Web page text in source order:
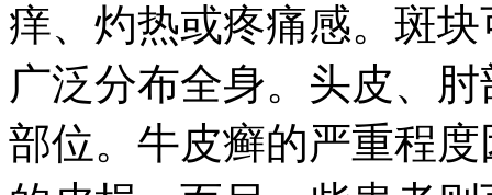
痒、灼热或疼痛感。斑
广泛分布全身。头皮、
部位。牛皮癣的严重程